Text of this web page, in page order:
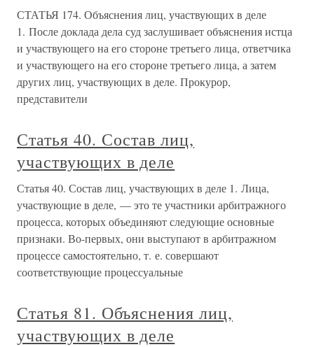
СТАТЬЯ 174. Объяснения лиц, участвующих в деле
1. После доклада дела суд заслушивает объяснения истца
и участвующего на его стороне третьего лица, ответчика
и участвующего на его стороне третьего лица, а затем
других лиц, участвующих в деле. Прокурор,
представители
Статья 40. Состав лиц,
участвующих в деле
Статья 40. Состав лиц, участвующих в деле 1. Лица,
участвующие в деле, — это те участники арбитражного
процесса, которых объединяют следующие основные
признаки. Во-первых, они выступают в арбитражном
процессе самостоятельно, т. е. совершают
соответствующие процессуальные
Статья 81. Объяснения лиц,
участвующих в деле